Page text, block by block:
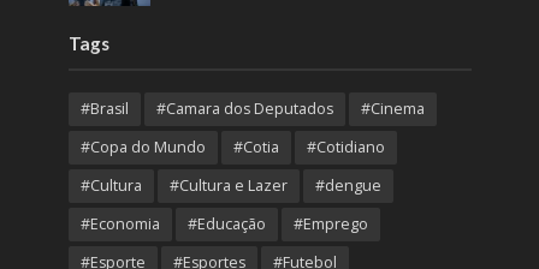
Tags
#Brasil #Camara dos Deputados
#Cinema
#Copa do Mundo
#Cotia
#Cotidiano
#Cultura
#Cultura e Lazer
#dengue
#Economia
#Educação
#Emprego
#Esporte
#Esportes #Futebol